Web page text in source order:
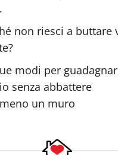
non riesci a buttare
modi per
senza abbattere
un muro